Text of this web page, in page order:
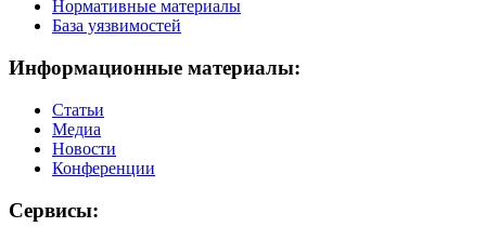
Нормативные материалы
База уязвимостей
Информационные материалы:
Статьи
Медиа
Новости
Конференции
Сервисы: